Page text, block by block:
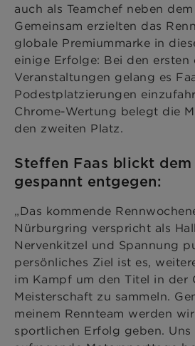
auch als Teamchef neben
Gemeinsam erzielten das
globale Premiummarke in
einige Erfolge: Bei den ersten
Veranstaltungen gelang es
Podestplatzierungen
Chrome-Wertung belegt die
den zweiten Platz.
Steffen Faas blickt dem
gespannt entgegen:
„Das kommende
Nürburgring verspricht als
Nervenkitzel und Spannung
persönliches Ziel ist es,
im Kampf um den Titel in der
Meisterschaft zu sammeln.
meinem Rennteam werden
sportlichen Erfolg geben. Uns